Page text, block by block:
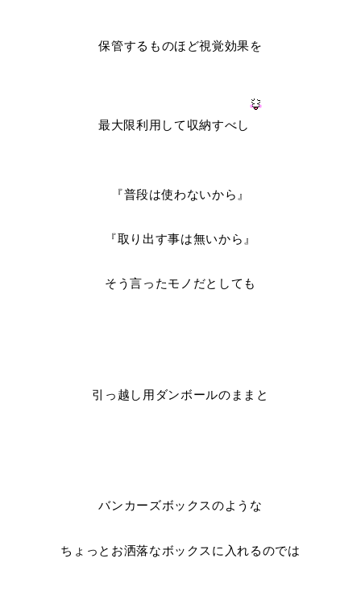
保管するものほど視覚効果を
最大限利用して収納すべし
『普段は使わないから』
『取り出す事は無いから』
そう言ったモノだとしても
引っ越し用ダンボールのままと
バンカーズボックスのような
ちょっとお洒落なボックスに入れるのでは